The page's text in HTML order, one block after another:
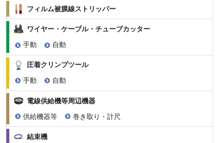
フィルム被膜線ストリッパー
ワイヤー・ケーブル・チューブカッター
手動 自動
圧着クリンプツール
手動 自動
電線供給機等周辺機器
供給機器等 巻き取り・計尺
結束機